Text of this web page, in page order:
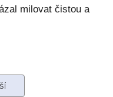
milovat čistou a